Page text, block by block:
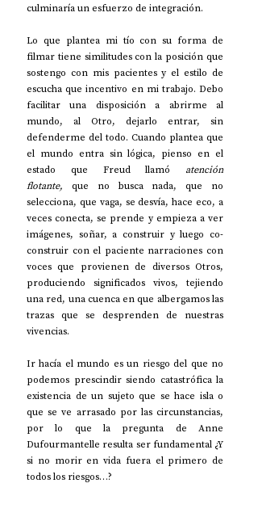
culminaría un esfuerzo de integración.
Lo que plantea mi tío con su forma de
filmar tiene similitudes con la posición que
sostengo con mis pacientes y el estilo de
escucha que incentivo en mi trabajo. Debo
facilitar una disposición a abrirme al
mundo, al Otro, dejarlo entrar, sin
defenderme del todo. Cuando plantea que
el mundo entra sin lógica, pienso en el
estado que Freud llamó atención
flotante, que no busca nada, que no
selecciona, que vaga, se desvía, hace eco, a
veces conecta, se prende y empieza a ver
imágenes, soñar, a construir y luego co-
construir con el paciente narraciones con
voces que provienen de diversos Otros,
produciendo significados vivos, tejiendo
una red, una cuenca en que albergamos las
trazas que se desprenden de nuestras
vivencias.
Ir hacía el mundo es un riesgo del que no
podemos prescindir siendo catastrófica la
existencia de un sujeto que se hace isla o
que se ve arrasado por las circunstancias,
por lo que la pregunta de Anne
Dufourmantelle resulta ser fundamental ¿Y
si no morir en vida fuera el primero de
todos los riesgos…?